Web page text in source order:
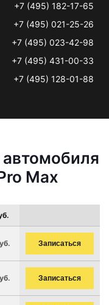
+7 (495) 182-17-65
+7 (495) 021-25-26
+7 (495) 023-42-98
+7 (495) 431-00-33
+7 (495) 128-01-88
Max
Записаться
Записаться